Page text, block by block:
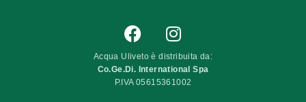
Acqua Uliveto è distribuita da:
Co.Ge.Di. International Spa
P.IVA 05615361002